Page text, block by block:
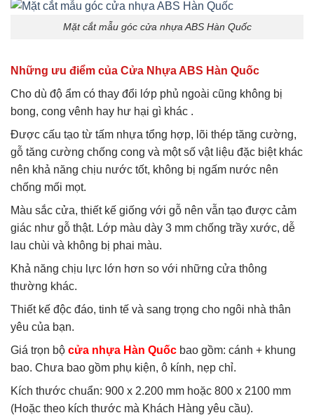
Mặt cắt mẫu góc cửa nhựa ABS Hàn Quốc
Những ưu điểm của Cửa Nhựa ABS Hàn Quốc
Cho dù độ ẩm có thay đổi lớp phủ ngoài cũng không bị
bong, cong vênh hay hư hại gì khác .
Được cấu tạo từ tấm nhựa tổng hợp, lõi thép tăng cường,
gỗ tăng cường chống cong và một số vật liệu đặc biệt khác
nên khả năng chịu nước tốt, không bị ngấm nước nên
chống mối mọt.
Màu sắc cửa, thiết kế giống với gỗ nên vẫn tạo được cảm
giác như gỗ thật. Lớp màu dày 3 mm chống trầy xước, dễ
lau chùi và không bị phai màu.
Khả năng chịu lực lớn hơn so với những cửa thông
thường khác.
Thiết kế độc đáo, tinh tế và sang trọng cho ngôi nhà thân
yêu của bạn.
Giá trọn bộ cửa nhựa Hàn Quốc bao gồm: cánh + khung
bao. Chưa bao gồm phụ kiện, ô kính, nẹp chỉ.
Kích thước chuẩn: 900 x 2.200 mm hoặc 800 x 2100 mm
(Hoặc theo kích thước mà Khách Hàng yêu cầu).